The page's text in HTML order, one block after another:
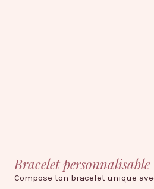
Bracelet personnalisable
Compose ton bracelet unique